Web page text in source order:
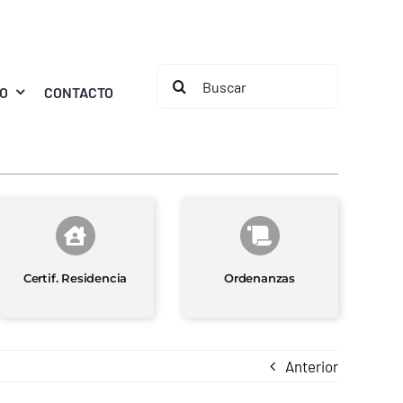
CONTACTO
Buscar:
Certif. Residencia Ordenanzas
Anterior